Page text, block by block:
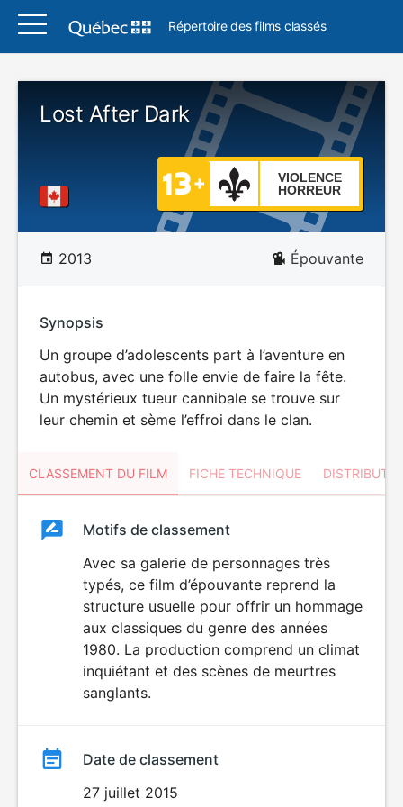
Répertoire des films classés
Lost After Dark
VIOLENCE
HORREUR
2013 Épouvante
Synopsis
Un groupe d’adolescents part à l’aventure en
autobus, avec une folle envie de faire la fête.
Un mystérieux tueur cannibale se trouve sur
leur chemin et sème l’effroi dans le clan.
CLASSEMENT DU FILM FICHE TECHNIQUE
ClassementClassement
VIOLENCE
HORREUR
Motifs de classement
Avec sa galerie de personnages très
typés, ce film d’épouvante reprend la
structure usuelle pour offrir un hommage
aux classiques du genre des années
1980. La production comprend un climat
inquiétant et des scènes de meurtres
sanglants.
Date de classement
27 juillet 2015